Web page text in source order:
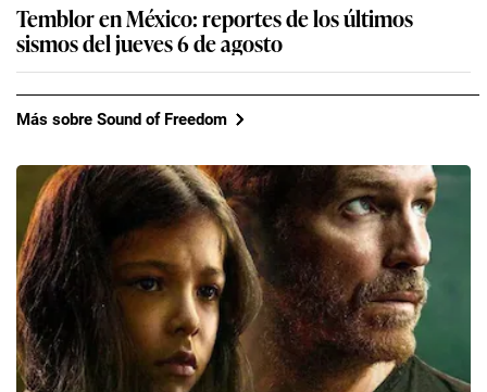
Temblor en México: reportes de los últimos
sismos del jueves 6 de agosto
Más sobre Sound of Freedom